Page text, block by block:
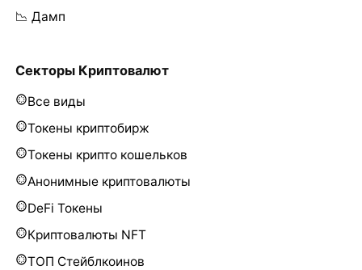
📉 Дамп
Секторы Криптовалют
Все виды
Токены криптобирж
Токены крипто кошельков
Анонимные криптовалюты
DeFi Токены
Криптовалюты NFT
ТОП Стейблкоинов